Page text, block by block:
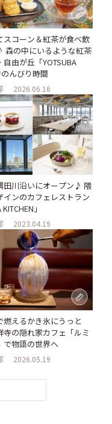
スコーン＆紅茶が食べ飲
森の中にいるような紅茶
自由が丘「YOTSUBA
んびり時間
2026.06.16
田川沿いにオープン♪ 隈
インのカフェレストラン
KITCHEN」
2023.04.19
燃えるかき氷にうっと
寺の隠れ家カフェ「ルミ
で物語の世界へ
2026.05.19